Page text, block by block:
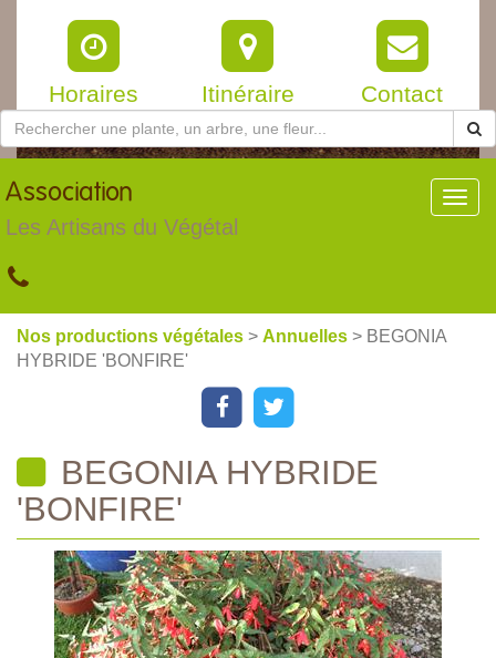
Horaires Itinéraire Contact
Association
Les Artisans du Végétal
Nos productions végétales > Annuelles > BEGONIA
HYBRIDE 'BONFIRE'
BEGONIA HYBRIDE
'BONFIRE'